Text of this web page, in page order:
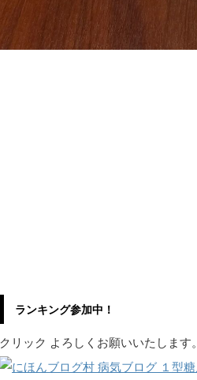
ランキング参加中！
クリック よろしくお願いいたします。